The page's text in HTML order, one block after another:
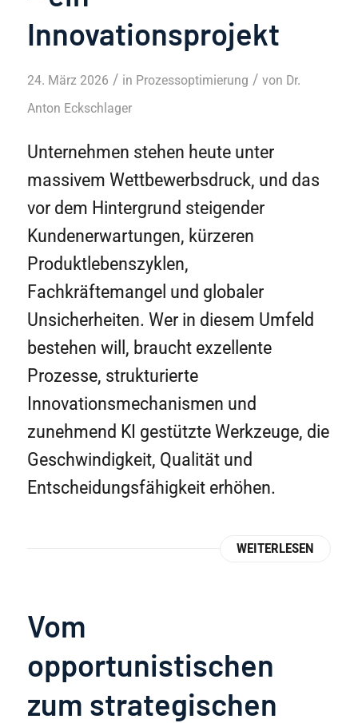
Innovationsprojekt
24. März 2026 / in Prozessoptimierung / von Dr.
Anton Eckschlager
Unternehmen stehen heute unter
massivem Wettbewerbsdruck, und das
vor dem Hintergrund steigender
Kundenerwartungen, kürzeren
Produktlebenszyklen,
Fachkräftemangel und globaler
Unsicherheiten. Wer in diesem Umfeld
bestehen will, braucht exzellente
Prozesse, strukturierte
Innovationsmechanismen und
zunehmend KI gestützte Werkzeuge, die
Geschwindigkeit, Qualität und
Entscheidungsfähigkeit erhöhen.
WEITERLESEN
Vom
opportunistischen
zum strategischen